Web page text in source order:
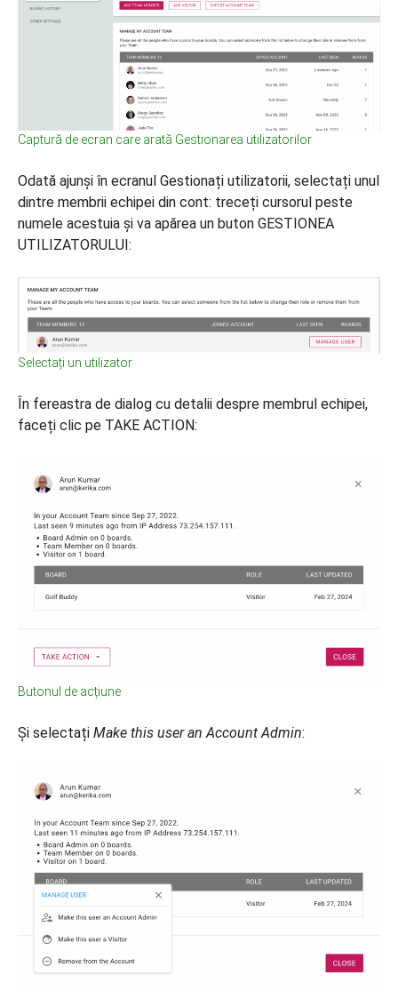
Captură de ecran care arată Gestionarea utilizatorilor
Odată ajunși în ecranul Gestionați utilizatorii, selectați unul
dintre membrii echipei din cont: treceți cursorul peste
numele acestuia și va apărea un buton GESTIONEA
UTILIZATORULUI:
Selectați un utilizator
În fereastra de dialog cu detalii despre membrul echipei,
faceți clic pe TAKE ACTION:
Butonul de acțiune
Și selectați Make this user an Account Admin: